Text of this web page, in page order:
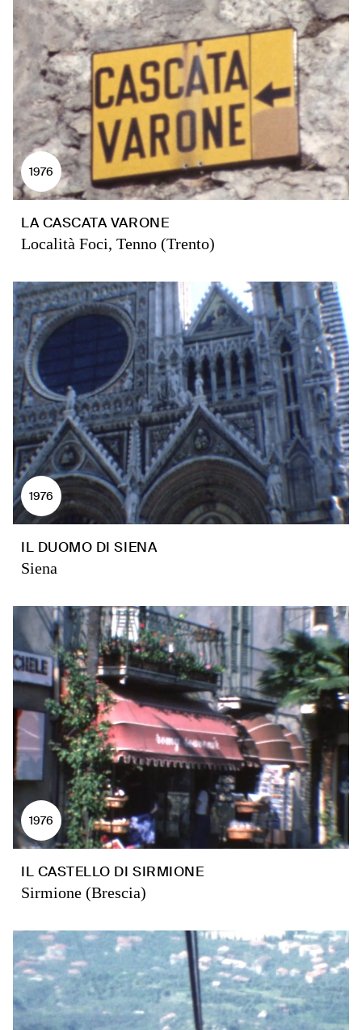
1976
LA CASCATA VARONE
Località Foci, Tenno (Trento)
1976
IL DUOMO DI SIENA
Siena
1976
IL CASTELLO DI SIRMIONE
Sirmione (Brescia)